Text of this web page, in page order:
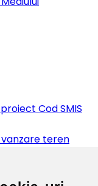
Cod SMIS
teren
114486